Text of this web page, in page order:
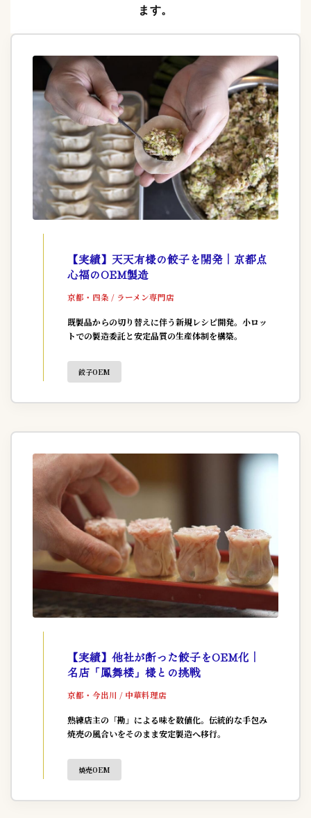
ます。
【実績】天天有様の餃子を開発｜京都点
心福のOEM製造
京都・四条 / ラーメン専門店
既製品からの切り替えに伴う新規レシピ開発。小ロッ
トでの製造委託と安定品質の生産体制を構築。
餃子OEM
【実績】他社が断った餃子をOEM化｜
名店「鳳舞楼」様との挑戦
京都・今出川 / 中華料理店
熟練店主の「勘」による味を数値化。伝統的な手包み
焼売の風合いをそのまま安定製造へ移行。
焼売OEM